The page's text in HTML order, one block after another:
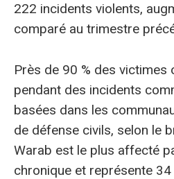
222 incidents violents,
comparé au trimestre
Près de 90 % des victimes
pendant des incidents
basées dans les
de défense civils, selon le
Warab est le plus affecté
chronique et représente